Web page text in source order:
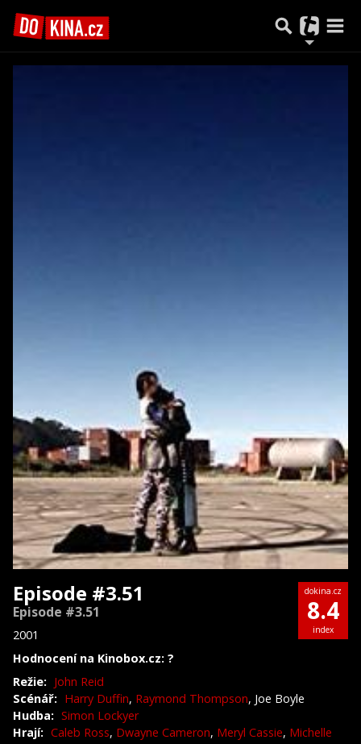
Episode #3.51
Episode #3.51
2001
Hodnocení na Kinobox.cz: ?
dokina.cz
8.4
index
Režie: John Reid
Scénář: Harry Duffin, Raymond Thompson, Joe Boyle
Hudba: Simon Lockyer
Hrají: Caleb Ross, Dwayne Cameron, Meryl Cassie, Michelle